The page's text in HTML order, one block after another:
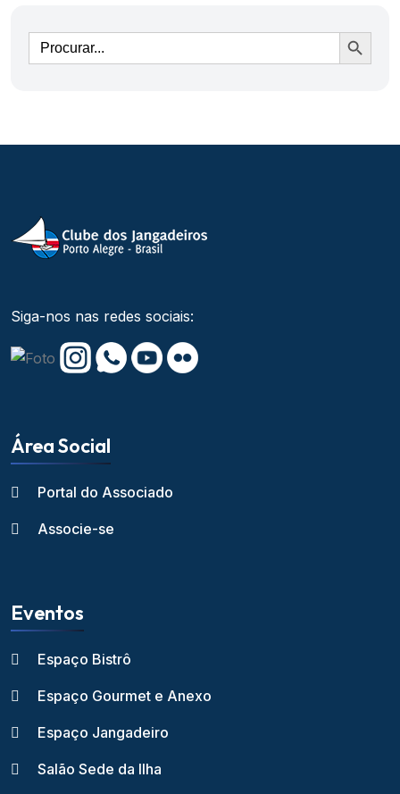
Ir
Siga-nos nas redes sociais:
Área Social
Portal do Associado
Associe-se
Eventos
Espaço Bistrô
Espaço Gourmet e Anexo
Espaço Jangadeiro
Salão Sede da Ilha